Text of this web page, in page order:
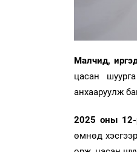
Малчид,
цасан
анхааруулж
2025 оны 12-
өмнөд